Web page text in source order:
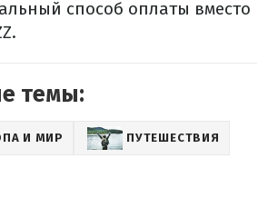
способ оплаты вместо
темы:
И МИР ПУТЕШЕСТВИЯ